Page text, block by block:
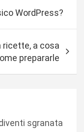
WordPress?
ricette, a cosa
prepararle
sgranata